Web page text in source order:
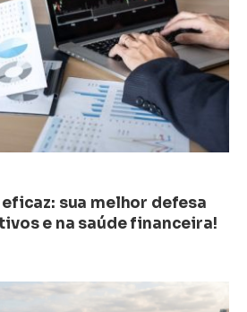
sua melhor defesa
e na saúde financeira!